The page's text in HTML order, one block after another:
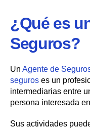
¿Qué es
Seguros?
Un Agente de
seguros es un
intermediarias entre
persona interesada
Sus actividades